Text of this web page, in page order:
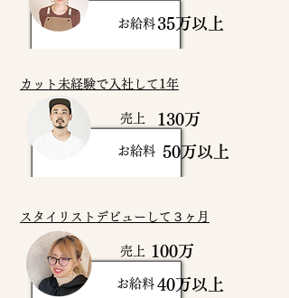
お給料 35万以上
カット未経験で入社して1年
売上 130万
お給料 50万以上
スタイリストデビューして３ヶ月
売上 100万
お給料 40万以上